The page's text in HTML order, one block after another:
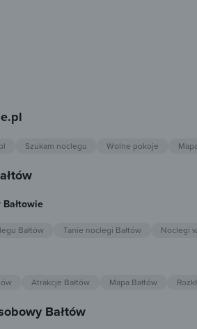
Szukam noclegu Wolne pokoje
Bałtów Tanie noclegi Bałtów Noclegi
Atrakcje Bałtów Mapa Bałtów
Bałtów